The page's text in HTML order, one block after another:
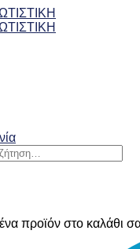
προϊόν στο καλάθι